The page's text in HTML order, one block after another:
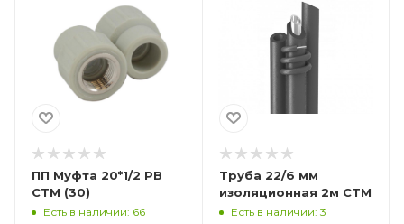
ПП Муфта 20*1/2 РВ
СТМ (30)
Есть в наличии: 66
Труба 22/6 мм
изоляционная 2м СТМ
Есть в наличии: 3